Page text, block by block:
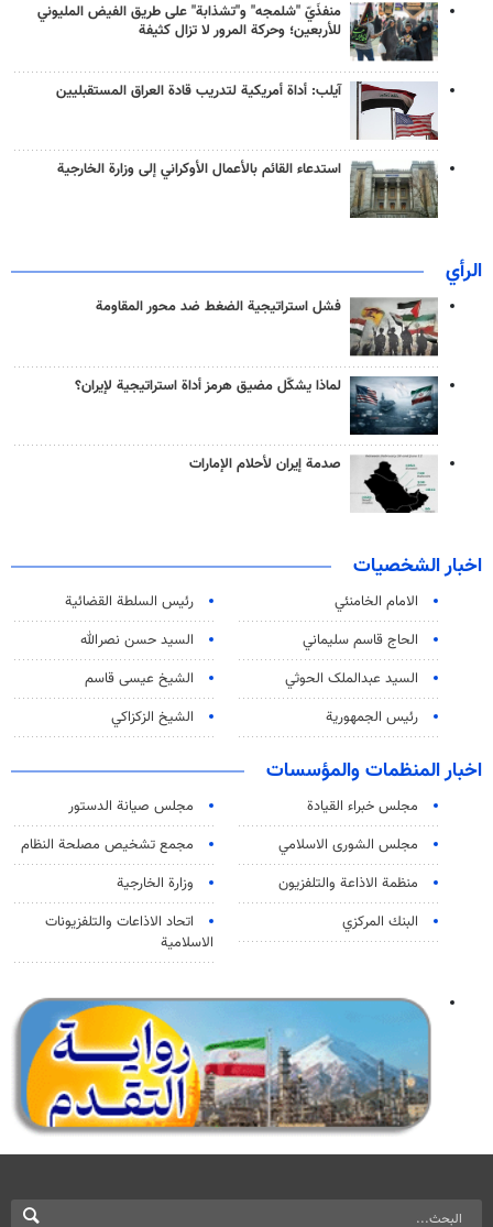
منفذَيّ "شلمجه" و"تشذابة" على طريق الفيض المليوني
للأربعين؛ وحركة المرور لا تزال كثيفة
آيلب: أداة أمريكية لتدريب قادة العراق المستقبليين
استدعاء القائم بالأعمال الأوكراني إلى وزارة الخارجية
الرأي
فشل استراتيجية الضغط ضد محور المقاومة
لماذا يشكّل مضيق هرمز أداة استراتيجية لإيران؟
صدمة إيران لأحلام الإمارات
اخبار الشخصيات
الامام الخامنئي
رئیس السلطة القضائیة
الحاج قاسم سليماني
السيد حسن نصرالله
السید عبدالملک الحوثي
الشيخ عيسى قاسم
رئيس الجمهورية
الشيخ الزكزاكي
اخبار المنظمات والمؤسسات
مجلس خبراء القيادة
مجلس صيانة الدستور
مجلس الشورى الاسلامي
مجمع تشخيص مصلحة النظام
منظمة الاذاعة والتلفزیون
وزارة الخارجية
البنك المركزي
اتحاد الاذاعات والتلفزيونات
الاسلامية